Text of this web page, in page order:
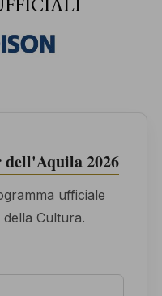
2026
ufficiale
della Cultura.